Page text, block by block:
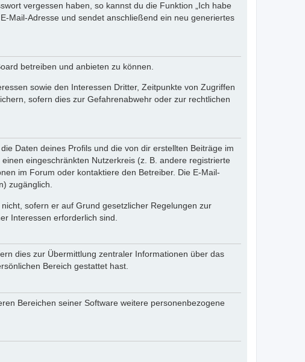
vergessen haben, so kannst du die Funktion „Ich habe
Mail-Adresse und sendet anschließend ein neu generiertes
betreiben und anbieten zu können.
sowie den Interessen Dritter, Zeitpunkte von Zugriffen
sofern dies zur Gefahrenabwehr oder zur rechtlichen
Daten deines Profils und die von dir erstellten Beiträge im
eingeschränkten Nutzerkreis (z. B. andere registrierte
im Forum oder kontaktiere den Betreiber. Die E-Mail-
zugänglich.
sofern er auf Grund gesetzlicher Regelungen zur
Interessen erforderlich sind.
dies zur Übermittlung zentraler Informationen über das
Bereich gestattet hast.
Bereichen seiner Software weitere personenbezogene